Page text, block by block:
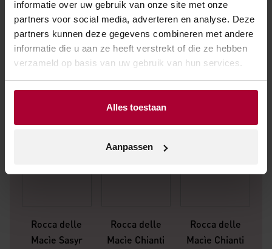
informatie over uw gebruik van onze site met onze
partners voor social media, adverteren en analyse. Deze
partners kunnen deze gegevens combineren met andere
informatie die u aan ze heeft verstrekt of die ze hebben
verzameld op basis van uw gebruik van hun services.
Alles toestaan
Aanpassen
Andere wijnen van Rocca delle
Macìe
Rocca delle
Macìe Sasyr
Rocca delle
Macìe Chianti
Rocca delle
Macìe Chianti